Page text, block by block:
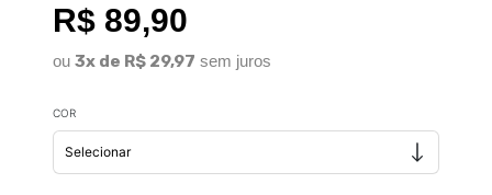
R$ 89,90
ou 3x de R$ 29,97 sem juros
COR